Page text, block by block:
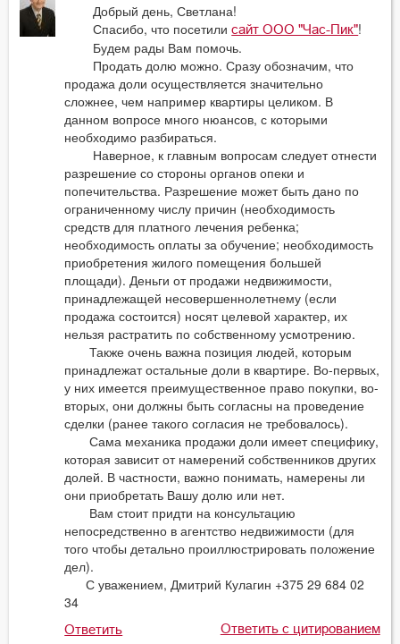
Добрый день, Светлана!
Спасибо, что посетилисайт ООО "Час-Пик"!
Будем рады Вам помочь.
Продать долю можно. Сразу обозначим, что
продажа доли осуществляется значительно
сложнее, чем например квартиры целиком. В
данном вопросе много нюансов, с которыми
необходимо разбираться.
Наверное, к главным вопросам следует отнести
разрешение со стороны органов опеки и
попечительства. Разрешение может быть дано по
ограниченному числу причин (необходимость
средств для платного лечения ребенка;
необходимость оплаты за обучение; необходимость
приобретения жилого помещения большей
площади). Деньги от продажи недвижимости,
принадлежащей несовершеннолетнему (если
продажа состоится) носят целевой характер, их
нельзя растратить по собственному усмотрению.
Также очень важна позиция людей, которым
принадлежат остальные доли в квартире. Во-первых,
у них имеется преимущественное право покупки, во-
вторых, они должны быть согласны на проведение
сделки (ранее такого согласия не требовалось).
Сама механика продажи доли имеет специфику,
которая зависит от намерений собственников других
долей. В частности, важно понимать, намерены ли
они приобретать Вашу долю или нет.
Вам стоит придти на консультацию
непосредственно в агентство недвижимости (для
того чтобы детально проиллюстрировать положение
дел).
С уважением, Дмитрий Кулагин +375 29 684 02
34
Ответить Ответить с цитированием